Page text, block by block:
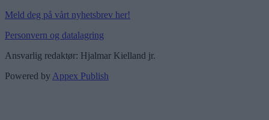
Meld deg på vårt nyhetsbrev her!
Personvern og datalagring
Ansvarlig redaktør: Hjalmar Kielland jr.
Powered by Appex Publish